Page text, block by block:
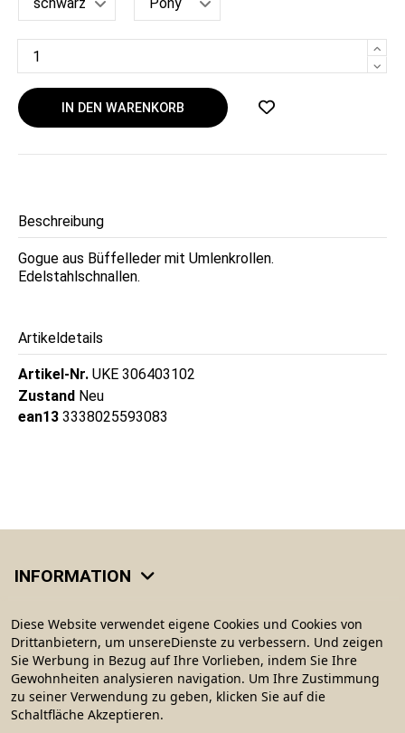
IN DEN WARENKORB
Beschreibung
Gogue aus Büffelleder mit Umlenkrollen.
Edelstahlschnallen.
Artikeldetails
Artikel-Nr. UKE 306403102
Zustand Neu
ean13 3338025593083
INFORMATION
KATEGORIEN
MEIN KONTO
CONTACT US
Diese Website verwendet eigene Cookies und Cookies von
Drittanbietern, um unsereDienste zu verbessern. Und zeigen
Sie Werbung in Bezug auf Ihre Vorlieben, indem Sie Ihre
Gewohnheiten analysieren navigation. Um Ihre Zustimmung
zu seiner Verwendung zu geben, klicken Sie auf die
Schaltfläche Akzeptieren.